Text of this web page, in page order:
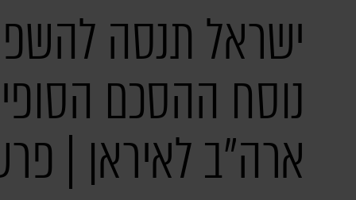
ישראל תנסה
נוסח ההסכם
ארה"ב לאיראן |